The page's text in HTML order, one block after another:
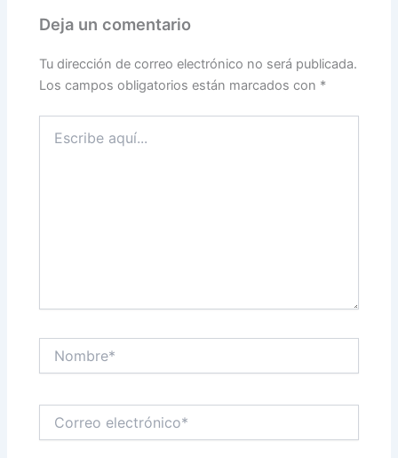
Deja un comentario
Tu dirección de correo electrónico no será publicada.
Los campos obligatorios están marcados con *
aquí...
electrónico*